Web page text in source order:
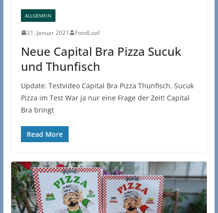
ALLGEMEIN
21. Januar 2021 FoodLoaf
Neue Capital Bra Pizza Sucuk
und Thunfisch
Update: Testvideo Capital Bra Pizza Thunfisch, Sucuk
Pizza im Test War ja nur eine Frage der Zeit! Capital
Bra bringt
Read More